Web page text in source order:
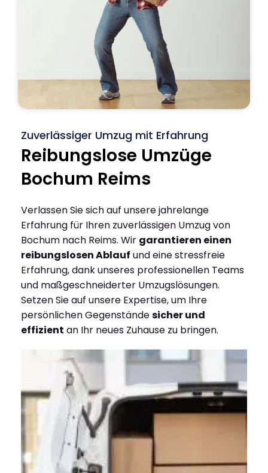
Zuverlässiger Umzug mit Erfahrung
Reibungslose Umzüge
Bochum Reims
Verlassen Sie sich auf unsere jahrelange
Erfahrung für Ihren zuverlässigen Umzug von
Bochum nach Reims. Wir garantieren einen
reibungslosen Ablauf und eine stressfreie
Erfahrung, dank unseres professionellen Teams
und maßgeschneiderter Umzugslösungen.
Setzen Sie auf unsere Expertise, um Ihre
persönlichen Gegenständesicher und
effizient an Ihr neues Zuhause zu bringen.